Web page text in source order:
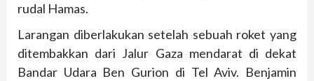
rudal Hamas.
Larangan diberlakukan setelah sebuah roket yang
ditembakkan dari Jalur Gaza mendarat di dekat
Bandar Udara Ben Gurion di Tel Aviv. Benjamin